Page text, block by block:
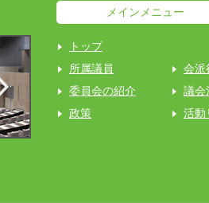
メインメニュー
トップ
所属議員
会派
委員会の紹介
議会
政策
活動